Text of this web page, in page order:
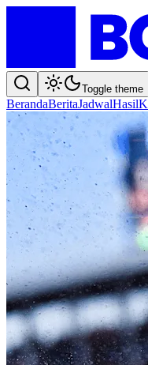
Toggle theme
BerandaBeritaJadwalHasil